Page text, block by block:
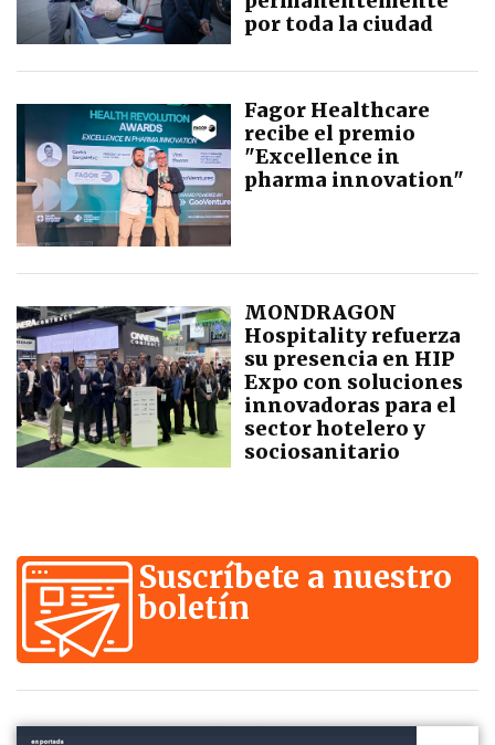
por toda la ciudad
Fagor Healthcare
recibe el premio
"Excellence in
pharma innovation"
MONDRAGON
Hospitality refuerza
su presencia en HIP
Expo con soluciones
innovadoras para el
sector hotelero y
sociosanitario
Suscríbete a nuestro
boletín